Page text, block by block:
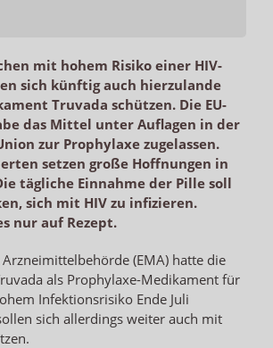
mit hohem Risiko einer HIV-
sich künftig auch hierzulande
Truvada schützen. Die EU-
das Mittel unter Auflagen in der
zur Prophylaxe zugelassen.
setzen große Hoffnungen in
tägliche Einnahme der Pille soll
sich mit HIV zu infizieren.
nur auf Rezept.
(EMA) hatte die
als Prophylaxe-Medikament für
Infektionsrisiko Ende Juli
sich allerdings weiter auch mit